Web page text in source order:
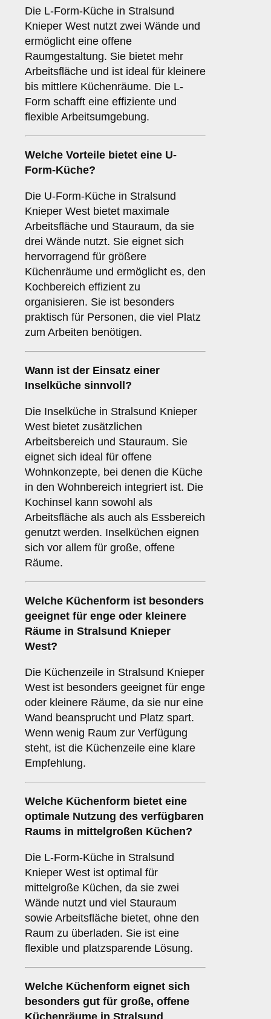
Die L-Form-Küche in Stralsund
Knieper West nutzt zwei Wände und
ermöglicht eine offene
Raumgestaltung. Sie bietet mehr
Arbeitsfläche und ist ideal für kleinere
bis mittlere Küchenräume. Die L-
Form schafft eine effiziente und
flexible Arbeitsumgebung.
Welche Vorteile bietet eine U-
Form-Küche?
Die U-Form-Küche in Stralsund
Knieper West bietet maximale
Arbeitsfläche und Stauraum, da sie
drei Wände nutzt. Sie eignet sich
hervorragend für größere
Küchenräume und ermöglicht es, den
Kochbereich effizient zu
organisieren. Sie ist besonders
praktisch für Personen, die viel Platz
zum Arbeiten benötigen.
Wann ist der Einsatz einer
Inselküche sinnvoll?
Die Inselküche in Stralsund Knieper
West bietet zusätzlichen
Arbeitsbereich und Stauraum. Sie
eignet sich ideal für offene
Wohnkonzepte, bei denen die Küche
in den Wohnbereich integriert ist. Die
Kochinsel kann sowohl als
Arbeitsfläche als auch als Essbereich
genutzt werden. Inselküchen eignen
sich vor allem für große, offene
Räume.
Welche Küchenform ist besonders
geeignet für enge oder kleinere
Räume in Stralsund Knieper
West?
Die Küchenzeile in Stralsund Knieper
West ist besonders geeignet für enge
oder kleinere Räume, da sie nur eine
Wand beansprucht und Platz spart.
Wenn wenig Raum zur Verfügung
steht, ist die Küchenzeile eine klare
Empfehlung.
Welche Küchenform bietet eine
optimale Nutzung des verfügbaren
Raums in mittelgroßen Küchen?
Die L-Form-Küche in Stralsund
Knieper West ist optimal für
mittelgroße Küchen, da sie zwei
Wände nutzt und viel Stauraum
sowie Arbeitsfläche bietet, ohne den
Raum zu überladen. Sie ist eine
flexible und platzsparende Lösung.
Welche Küchenform eignet sich
besonders gut für große, offene